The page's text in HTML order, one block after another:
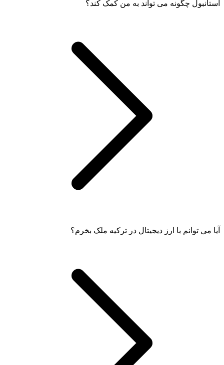
استانبول چگونه می تواند به من کمک کند؟
آیا می توانم با ارز دیجیتال در ترکیه ملک بخرم؟